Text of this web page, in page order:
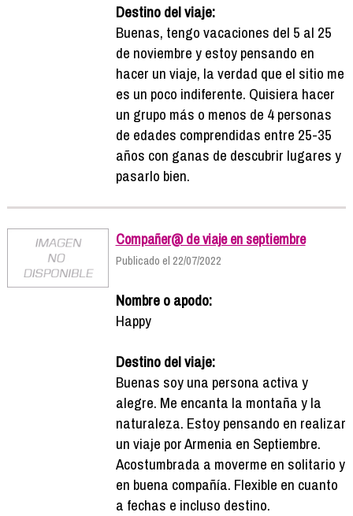
Destino del viaje:
Buenas, tengo vacaciones del 5 al 25
de noviembre y estoy pensando en
hacer un viaje, la verdad que el sitio me
es un poco indiferente. Quisiera hacer
un grupo más o menos de 4 personas
de edades comprendidas entre 25-35
años con ganas de descubrir lugares y
pasarlo bien.
Compañer@ de viaje en septiembre
Publicado el 22/07/2022
Nombre o apodo:
Happy
Destino del viaje:
Buenas soy una persona activa y
alegre. Me encanta la montaña y la
naturaleza. Estoy pensando en realizar
un viaje por Armenia en Septiembre.
Acostumbrada a moverme en solitario y
en buena compañía. Flexible en cuanto
a fechas e incluso destino.